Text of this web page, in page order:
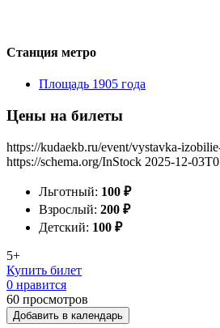
Станция метро
Площадь 1905 года
Цены на билеты
https://kudaekb.ru/event/vystavka-
https://schema.org/InStock 2025-12-
Льготный: 100 ₽
Взрослый: 200 ₽
Детский: 100 ₽
5+
Купить билет
0 нравится
60 просмотров
Добавить в календарь